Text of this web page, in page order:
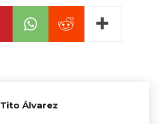
Tito Álvarez